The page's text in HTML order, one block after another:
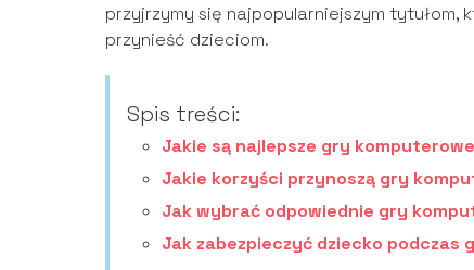
przyjrzymy się najpopularniejszym tytułom,
przynieść dzieciom.
Spis treści:
Jakie są najlepsze gry
Jakie korzyści przynoszą gry
Jak wybrać odpowiednie gry
Jak zabezpieczyć dziecko podczas